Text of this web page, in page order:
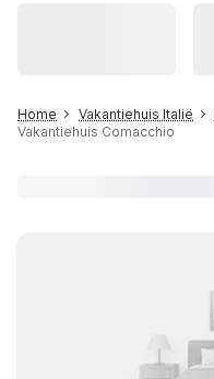
Home Vakantiehuis Italië
Vakantiehuis Comacchio